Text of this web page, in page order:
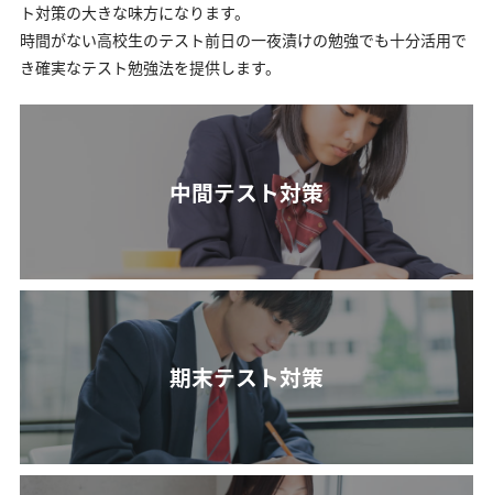
ト対策の大きな味方になります。
時間がない高校生のテスト前日の一夜漬けの勉強でも十分活用で
き確実なテスト勉強法を提供します。
中間テスト対策
期末テスト対策